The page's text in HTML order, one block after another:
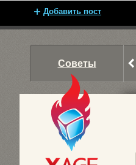
Добавить пост
Советы